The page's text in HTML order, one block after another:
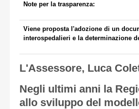
Note per la trasparenza:
Viene proposta l'adozione di un
interospedalieri e la determinazione
L'Assessore, Luca
Negli ultimi anni la
allo sviluppo del